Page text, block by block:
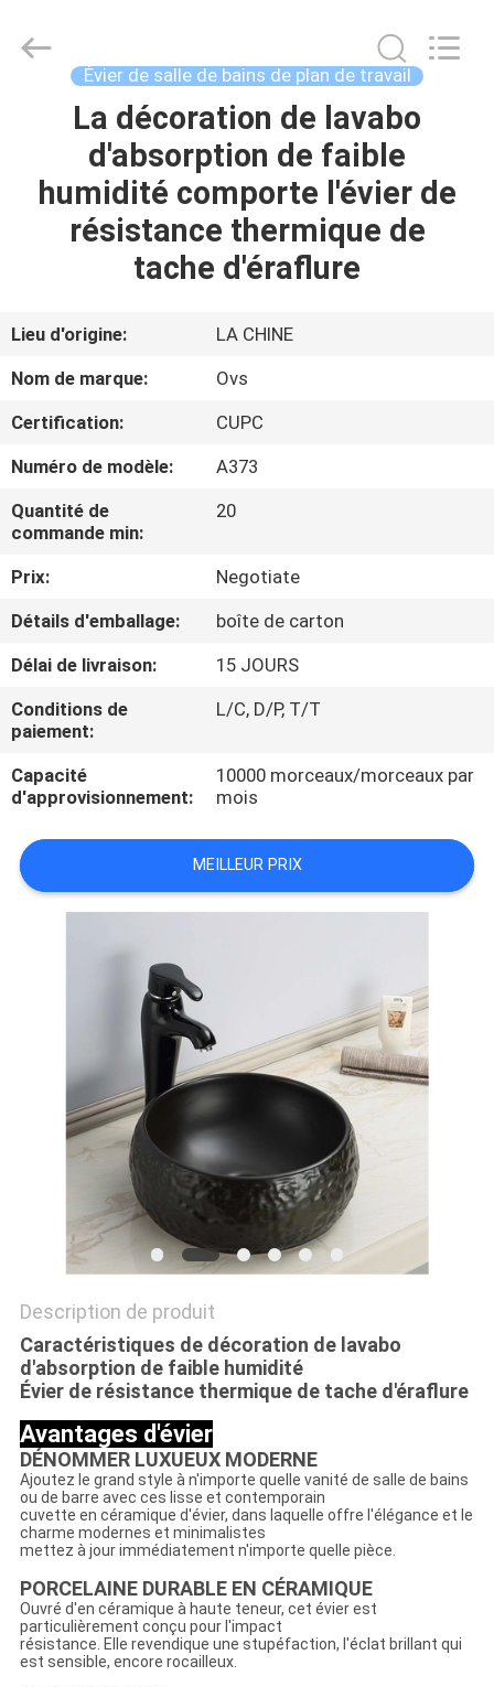
MAISON
PRODUITS
DE
NOUS
VISITE
D'USINE
CONTRÔLE
DE
QUALITÉ
CONTACTEZ-
NOUS
NOUVELLES
CAS
bains
bathroomstoilet.com.
Reserved.
Évier de salle de bains de plan de travail
La décoration de lavabo
d'absorption de faible
humidité comporte l'évier de
résistance thermique de
tache d'éraflure
Lieu d'origine:
LA CHINE
Nom de marque:
Ovs
Certification:
CUPC
Numéro de modèle:
A373
Quantité de
commande min:
20
Prix:
Negotiate
Détails d'emballage:
boîte de carton
Délai de livraison:
15 JOURS
Conditions de
paiement:
L/C, D/P, T/T
Capacité
d'approvisionnement:
10000 morceaux/morceaux par
mois
MEILLEUR PRIX
Description de produit
Caractéristiques de décoration de lavabo
d'absorption de faible humidité
Évier de résistance thermique de tache d'éraflure
Avantages d'évier
DÉNOMMER LUXUEUX MODERNE
Ajoutez le grand style à n'importe quelle vanité de salle de bains
ou de barre avec ces lisse et contemporain
cuvette en céramique d'évier, dans laquelle offre l'élégance et le
charme modernes et minimalistes
mettez à jour immédiatement n'importe quelle pièce.
PORCELAINE DURABLE EN CÉRAMIQUE
Ouvré d'en céramique à haute teneur, cet évier est
particulièrement conçu pour l'impact
résistance. Elle revendique une stupéfaction, l'éclat brillant qui
est sensible, encore rocailleux.